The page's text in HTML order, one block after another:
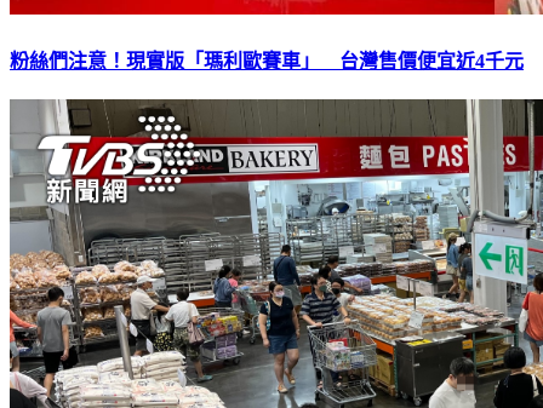
粉絲們注意！現實版「瑪利歐賽車」 台灣售價便宜近4千元